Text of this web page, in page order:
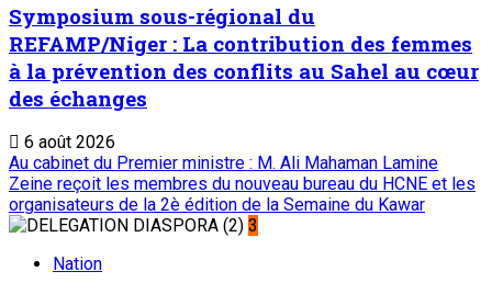
Symposium sous-régional du
REFAMP/Niger : La contribution des femmes
à la prévention des conflits au Sahel au cœur
des échanges
6 août 2026
Au cabinet du Premier ministre : M. Ali Mahaman Lamine
Zeine reçoit les membres du nouveau bureau du HCNE et les
organisateurs de la 2è édition de la Semaine du Kawar
3
Nation